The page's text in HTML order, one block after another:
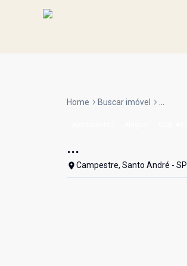
Home Buscar imóvel ...
...
Campestre, Santo André - SP